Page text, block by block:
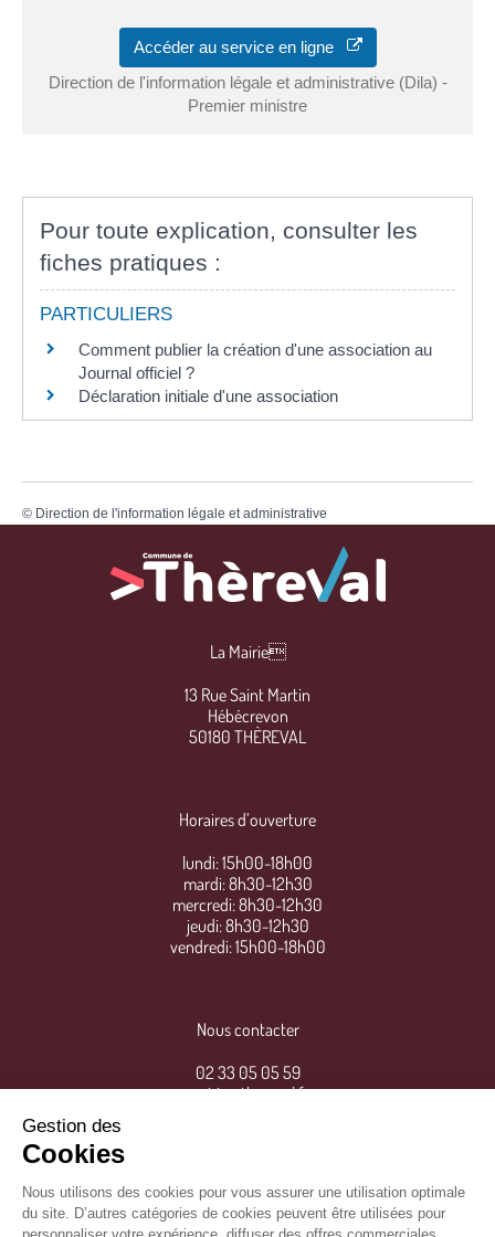
Accéder au service en ligne
Direction de l'information légale et administrative (Dila) -
Premier ministre
Pour toute explication, consulter les
fiches pratiques :
PARTICULIERS
Comment publier la création d'une association au
Journal officiel ?
Déclaration initiale d'une association
© Direction de l'information légale et administrative
La Mairie
13 Rue Saint Martin
Hébécrevon
50180 THÈREVAL
Horaires d’ouverture
lundi: 15h00-18h00
mardi: 8h30-12h30
mercredi: 8h30-12h30
jeudi: 8h30-12h30
vendredi: 15h00-18h00
Nous contacter
02 33 05 05 59
mairie@thereval.fr
Gestion des
Cookies
Nous utilisons des cookies pour vous assurer une utilisation optimale
du site. D’autres catégories de cookies peuvent être utilisées pour
personnaliser votre expérience, diffuser des offres commerciales